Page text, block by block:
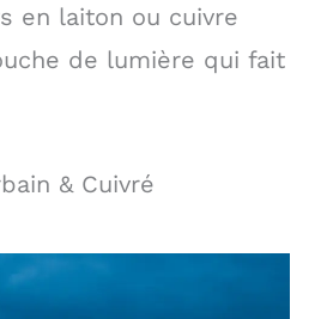
en laiton ou cuivre
de lumière qui fait
& Cuivré